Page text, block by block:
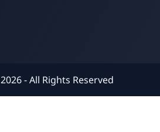
2026- All Rights Reserved